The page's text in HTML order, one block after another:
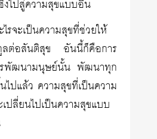
ไปสู่ความสุขแบบอื่น
รจะเป็นความสุขที่ช่วยให้
ลต่อสันติสุข อันนี้ก็คือการ
พัฒนามนุษย์นั้น พัฒนาทุก
ปแล้ว ความสุขที่เป็นความ
ปลี่ยนไปเป็นความสุขแบบ